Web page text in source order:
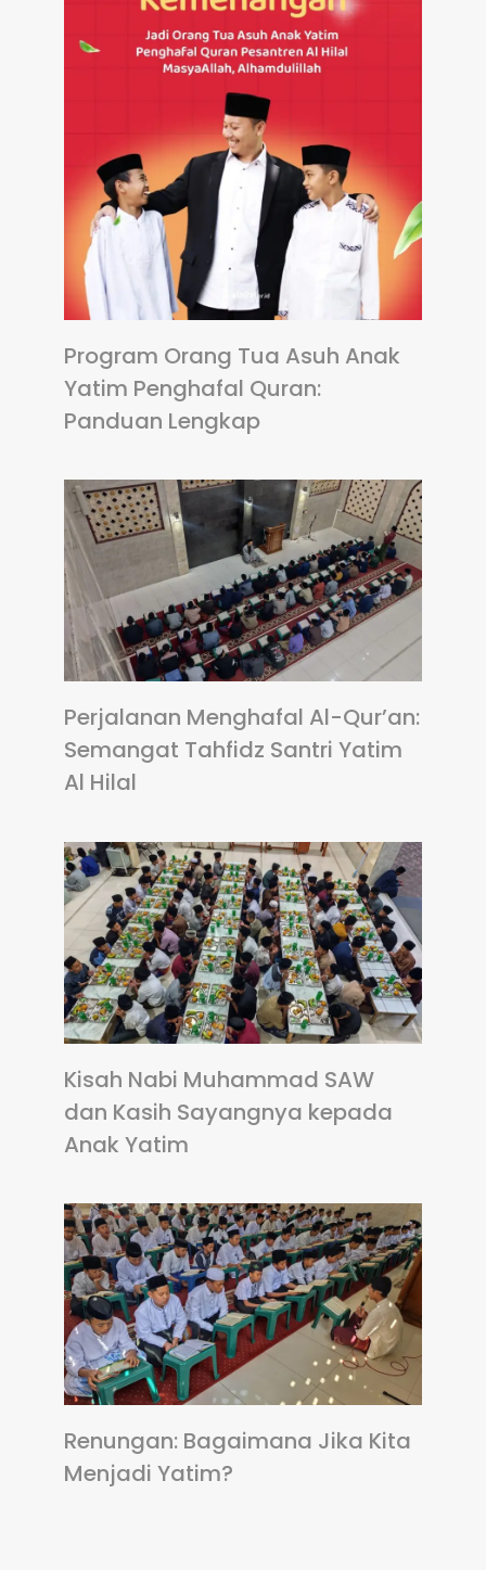
Program Orang Tua Asuh Anak
Yatim Penghafal Quran:
Panduan Lengkap
Perjalanan Menghafal Al-Qur’an:
Semangat Tahfidz Santri Yatim
Al Hilal
Kisah Nabi Muhammad SAW
dan Kasih Sayangnya kepada
Anak Yatim
Renungan: Bagaimana Jika Kita
Menjadi Yatim?